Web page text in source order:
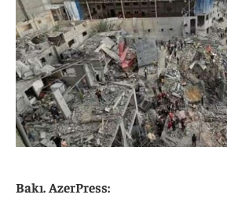
Bakı. AzerPress: